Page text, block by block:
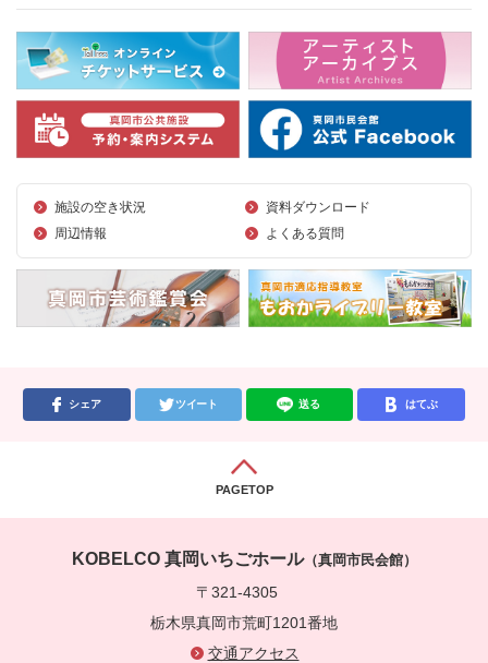
施設の空き状況
資料ダウンロード
周辺情報
よくある質問
シェア ツイート 送る はてぶ
PAGETOP
KOBELCO 真岡いちごホール（真岡市民会館）
〒321-4305
栃木県真岡市荒町1201番地
交通アクセス